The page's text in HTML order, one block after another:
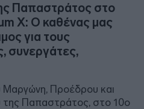
Παπαστράτος στο
X: Ο καθένας μας
για τους
συνεργάτες,
Μαργώνη, Προέδρου και
της Παπαστράτος, στο 10ο